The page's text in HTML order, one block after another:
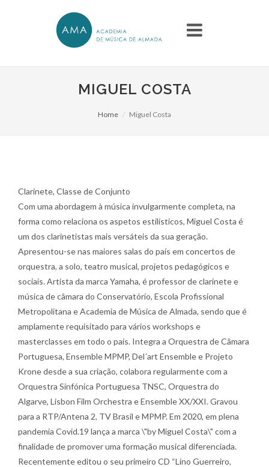
MIGUEL COSTA
Home Miguel Costa
Clarinete, Classe de Conjunto
Com uma abordagem à música invulgarmente completa, na
forma como relaciona os aspetos estilísticos, Miguel Costa é
um dos clarinetistas mais versáteis da sua geração.
Apresentou-se nas maiores salas do país em concertos de
orquestra, a solo, teatro musical, projetos pedagógicos e
sociais. Artista da marca Yamaha, é professor de clarinete e
música de câmara do Conservatório, Escola Profissional
Metropolitana e Academia de Música de Almada, sendo que é
amplamente requisitado para vários workshops e
masterclasses em todo o país. Integra a Orquestra de Câmara
Portuguesa, Ensemble MPMP, Del´art Ensemble e Projeto
Krone desde a sua criação, colabora regularmente com a
Orquestra Sinfónica Portuguesa TNSC, Orquestra do
Algarve, Lisbon Film Orchestra e Ensemble XX/XXI. Gravou
para a RTP/Antena 2, TV Brasil e MPMP. Em 2020, em plena
pandemia Covid.19 lança a marca \"by Miguel Costa\" com a
finalidade de promover uma formação musical diferenciada.
Recentemente editou o seu primeiro CD “Lino Guerreiro,